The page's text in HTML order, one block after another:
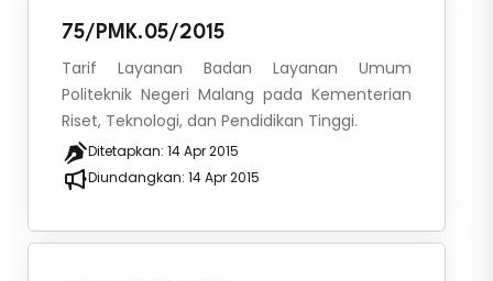
75/PMK.05/2015
Tarif Layanan Badan Layanan Umum
Politeknik Negeri Malang pada Kementerian
Riset, Teknologi, dan Pendidikan Tinggi.
Ditetapkan: 14 Apr 2015
Diundangkan: 14 Apr 2015